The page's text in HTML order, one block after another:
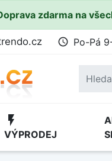
zdarma na
access_time Po-Pá
flash_on
VÝPRODEJ